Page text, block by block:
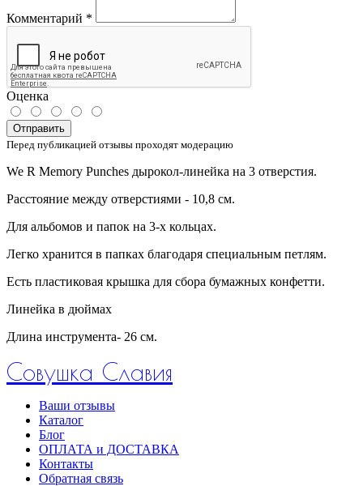
Комментарий *
Оценка
Отправить
Перед публикацией отзывы проходят модерацию
We R Memory Punches дырокол-линейка на 3 отверстия.
Расстояние между отверстиями - 10,8 см.
Для альбомов и папок на 3-х кольцах.
Легко хранится в папках благодаря специальным петлям.
Есть пластиковая крышка для сбора бумажных конфетти.
Линейка в дюймах
Длина инструмента- 26 см.
Совушка Славия
Ваши отзывы
Каталог
Блог
ОПЛАТА и ДОСТАВКА
Контакты
Обратная связь